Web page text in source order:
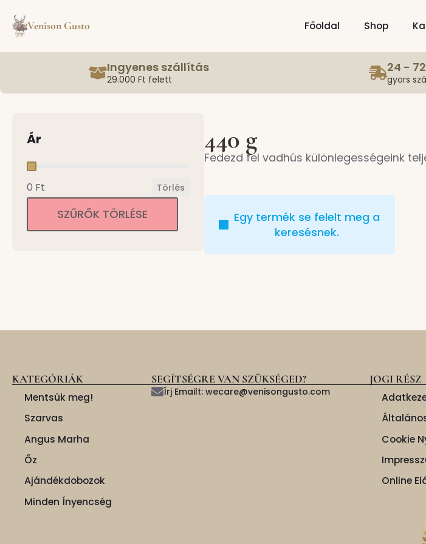
Venison Gusto Főoldal Shop
Ingyenes szállítás
29.000 Ft felett
24 -
gyors
Ár
Ár
0 Ft Törlés
SZŰRŐK TÖRLÉSE
440 g
Fedezd fel vadhús különlegességeink
Egy termék se felelt meg a
keresésnek.
KATEGÓRIÁK
Mentsük meg!
Szarvas
Angus Marha
Őz
Ajándékdobozok
Minden Ínyencség
SEGÍTSÉGRE VAN SZÜKSÉGED?
Írj Emailt: wecare@venisongusto.com
JOGI RÉSZ
Cookie
Online